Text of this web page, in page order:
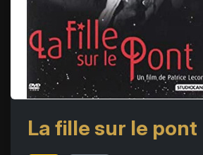
La fille sur le pont